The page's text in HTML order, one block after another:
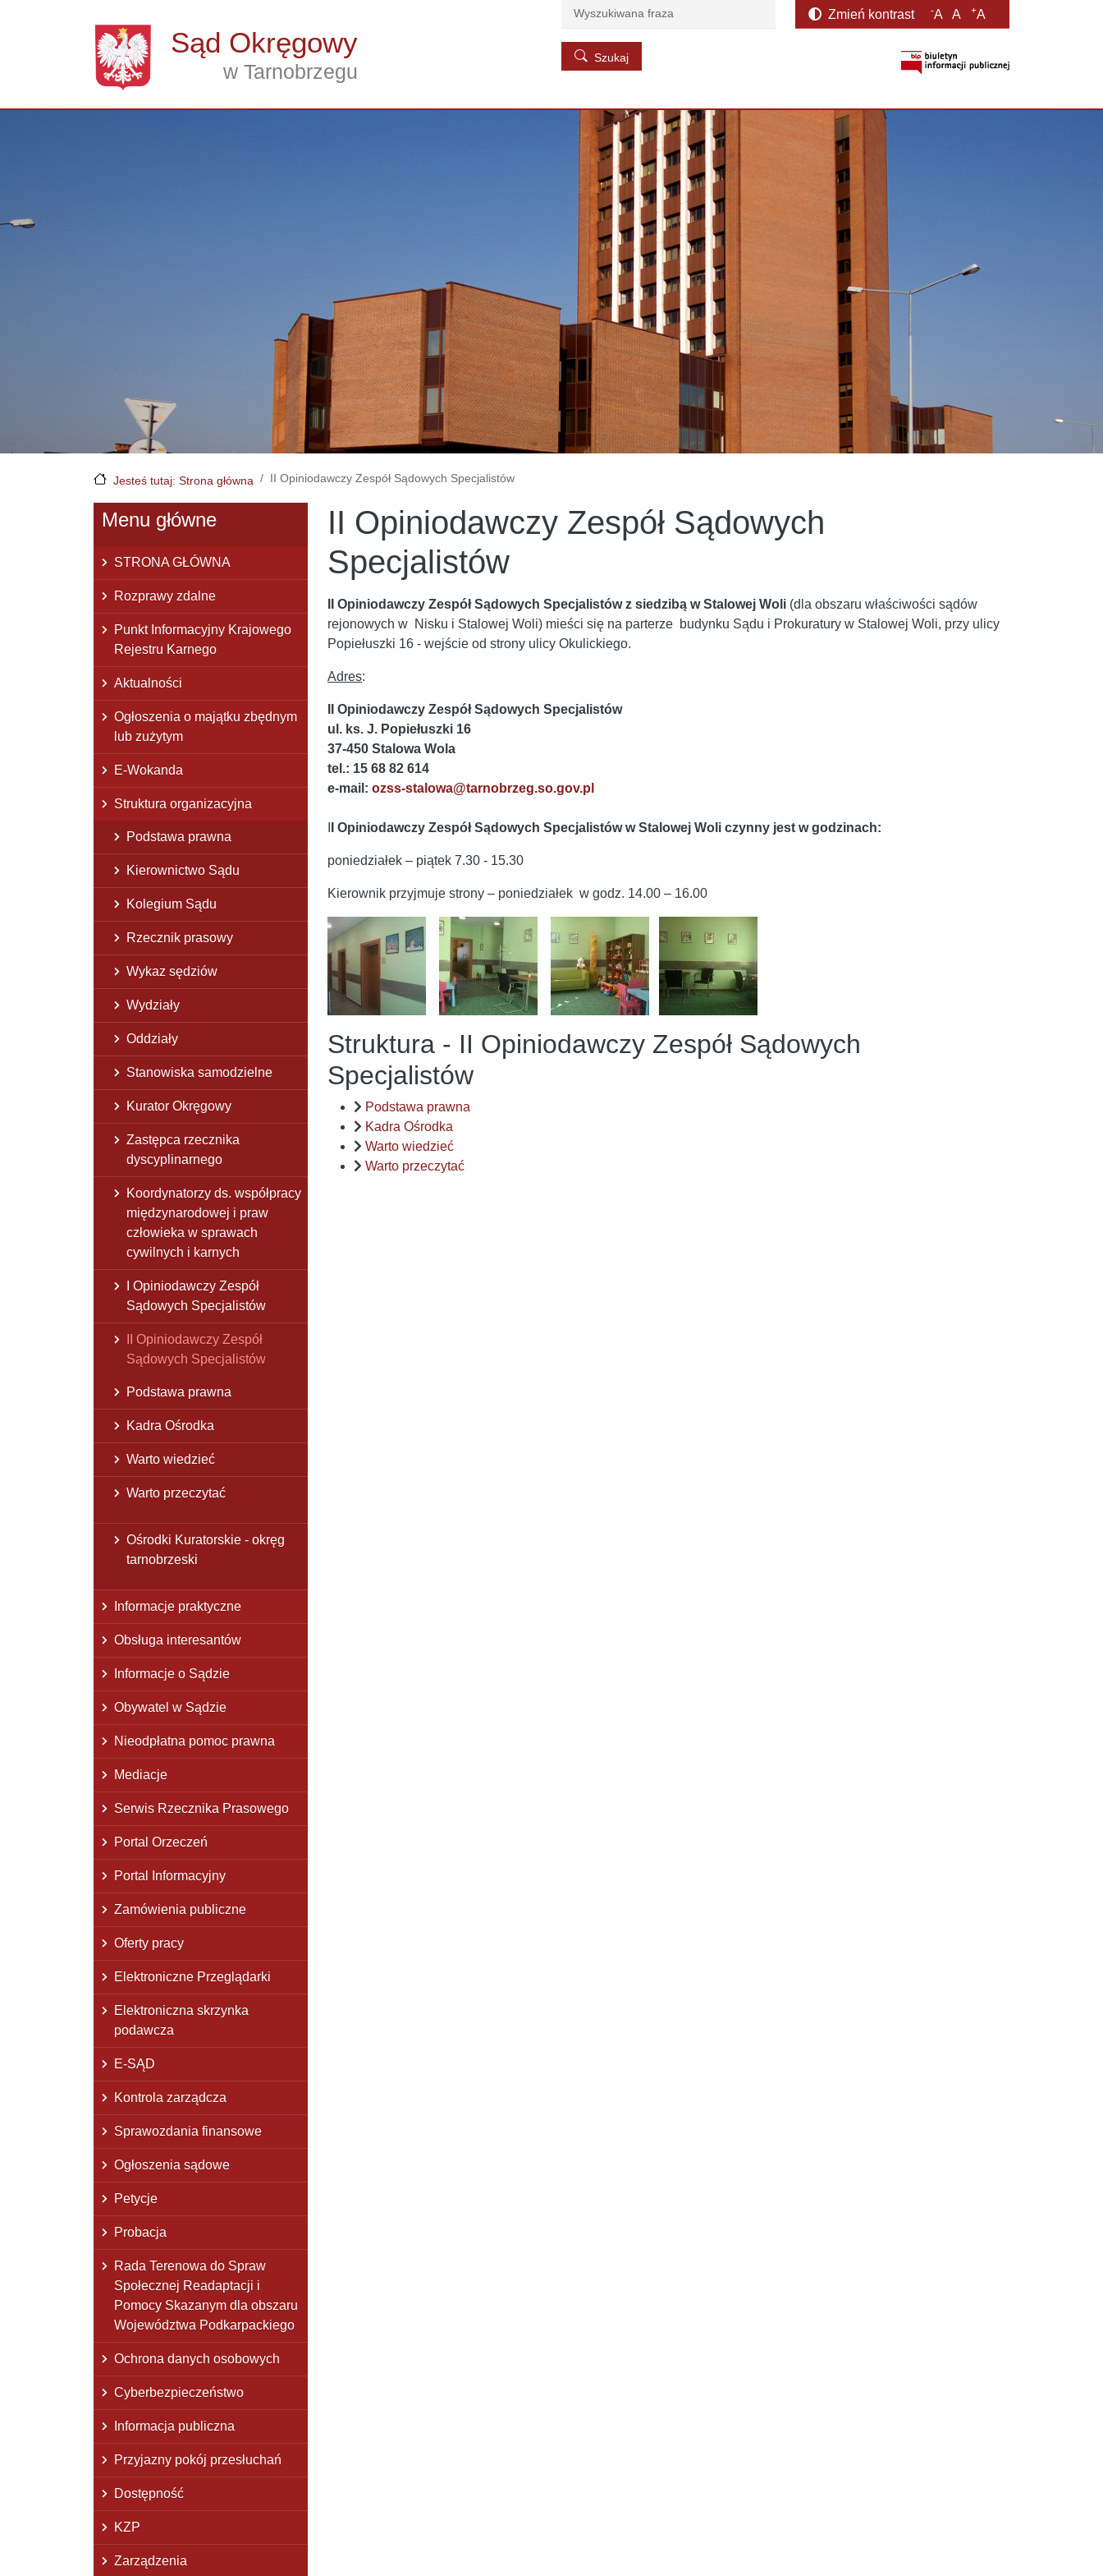
Sąd Okręgowy
w Tarnobrzegu
Szukaj
Szukaj
Zmień kontrast -A A +A
Jesteś tutaj: Strona główna II Opiniodawczy Zespół Sądowych Specjalistów
II Opiniodawczy Zespół Sądowych
Specjalistów
II Opiniodawczy Zespół Sądowych Specjalistów z siedzibą w Stalowej Woli (dla obszaru właściwości sądów
rejonowych w Nisku i Stalowej Woli) mieści się na parterze budynku Sądu i Prokuratury w Stalowej Woli, przy ulicy
Popiełuszki 16 - wejście od strony ulicy Okulickiego.
Adres:
II Opiniodawczy Zespół Sądowych Specjalistów
ul. ks. J. Popiełuszki 16
37-450 Stalowa Wola
tel.: 15 68 82 614
e-mail: ozss-stalowa@tarnobrzeg.so.gov.pl
I Opiniodawczy Zespół Sądowych Specjalistów w Stalowej Woli czynny jest w godzinach:
poniedziałek – piątek 7.30 - 15.30
Kierownik przyjmuje strony – poniedziałek w godz. 14.00 – 16.00
Struktura - II Opiniodawczy Zespół Sądowych
Specjalistów
Podstawa prawna
Kadra Ośrodka
Warto wiedzieć
Warto przeczytać
Menu główne
STRONA GŁÓWNA
Rozprawy zdalne
Punkt Informacyjny Krajowego
Rejestru Karnego
Aktualności
Ogłoszenia o majątku zbędnym
lub zużytym
E-Wokanda
Struktura organizacyjna
Podstawa prawna
Kierownictwo Sądu
Kolegium Sądu
Rzecznik prasowy
Wykaz sędziów
Wydziały
Oddziały
Stanowiska samodzielne
Kurator Okręgowy
Zastępca rzecznika
dyscyplinarnego
Koordynatorzy ds. współpracy
międzynarodowej i praw
człowieka w sprawach
cywilnych i karnych
I Opiniodawczy Zespół
Sądowych Specjalistów
II Opiniodawczy Zespół
Sądowych Specjalistów
Podstawa prawna
Kadra Ośrodka
Warto wiedzieć
Warto przeczytać
Ośrodki Kuratorskie - okręg
tarnobrzeski
Informacje praktyczne
Obsługa interesantów
Informacje o Sądzie
Obywatel w Sądzie
Nieodpłatna pomoc prawna
Mediacje
Serwis Rzecznika Prasowego
Portal Orzeczeń
Portal Informacyjny
Zamówienia publiczne
Oferty pracy
Elektroniczne Przeglądarki
Elektroniczna skrzynka
podawcza
E-SĄD
Kontrola zarządcza
Sprawozdania finansowe
Ogłoszenia sądowe
Petycje
Probacja
Rada Terenowa do Spraw
Społecznej Readaptacji i
Pomocy Skazanym dla obszaru
Województwa Podkarpackiego
Ochrona danych osobowych
Cyberbezpieczeństwo
Informacja publiczna
Przyjazny pokój przesłuchań
Dostępność
KZP
Zarządzenia